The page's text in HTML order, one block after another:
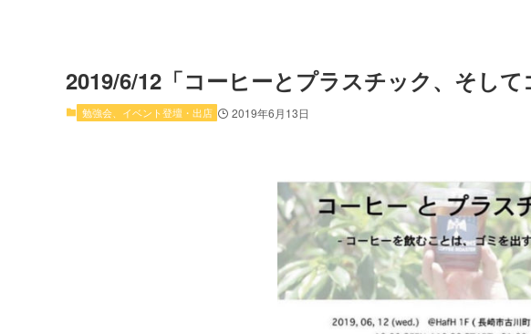
2019/6/12「コーヒーとプラスチック、そして
勉強会、イベント登壇・出店 2019年6月13日